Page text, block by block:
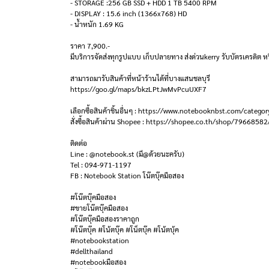
- STORAGE :256 GB SSD + HDD 1 TB 5400 RPM
- DISPLAY : 15.6 inch (1366x768) HD
- น้ำหนัก 1.69 KG
ราคา 7,900.-
มีบริการจัดส่งทุกรูปแบบ เก็บปลายทาง ส่งด่วนkerry รับบัตรเครดิต
สามารถมารับสินค้าที่หน้าร้านได้ที่บางแสนชลบุรี
https://goo.gl/maps/bkzLPtJwMvPcuUXF7
เลือกซื้อสินค้าชิ้นอื่นๆ : https://www.notebooknbst.com/
สั่งซื้อสินค้าผ่าน Shopee : https://shopee.co.th/shop/
ติดต่อ
Line : @notebook.st (มี@ด้วยนะครับ)
Tel : 094-971-1197
FB : Notebook Station โน๊ตบุ๊คมือสอง
#โน๊ตบุ๊คมือสอง
#ขายโน๊ตบุ๊คมือสอง
#โน๊ตบุ๊คมือสองราคาถูก
#โน๊ตบุ๊ค #โน้ตบุ๊ค #โน็ตบุ๊ค #โน้ตบุ้ค
#notebookstation
#dellthailand
#notebookมือสอง